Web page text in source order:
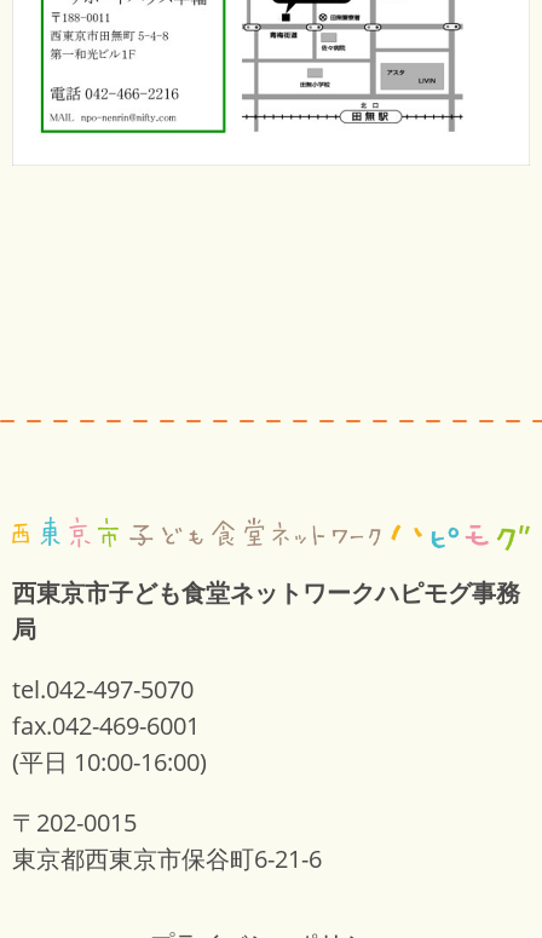
西東京市子ども食堂ネットワークハピモグ事務
局
tel.042-497-5070
fax.042-469-6001
(平日 10:00-16:00)
〒202-0015
東京都西東京市保谷町6-21-6